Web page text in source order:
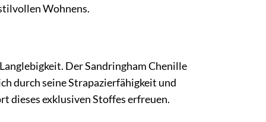
Wohnens.
Der Sandringham Chenille
durch seine Strapazierfähigkeit und
dieses exklusiven Stoffes erfreuen.